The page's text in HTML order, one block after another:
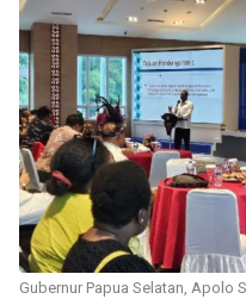
Gubernur Papua Selatan,